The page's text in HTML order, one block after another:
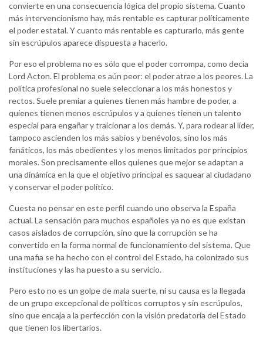
convierte en una consecuencia lógica del propio sistema. Cuanto
más intervencionismo hay, más rentable es capturar políticamente
el poder estatal. Y cuanto más rentable es capturarlo, más gente
sin escrúpulos aparece dispuesta a hacerlo.
Por eso el problema no es sólo que el poder corrompa, como decía
Lord Acton. El problema es aún peor: el poder atrae a los peores. La
política profesional no suele seleccionar a los más honestos y
rectos. Suele premiar a quienes tienen más hambre de poder, a
quienes tienen menos escrúpulos y a quienes tienen un talento
especial para engañar y traicionar a los demás. Y, para rodear al líder,
tampoco ascienden los más sabios y benévolos, sino los más
fanáticos, los más obedientes y los menos limitados por principios
morales. Son precisamente ellos quienes que mejor se adaptan a
una dinámica en la que el objetivo principal es saquear al ciudadano
y conservar el poder político.
Cuesta no pensar en este perfil cuando uno observa la España
actual. La sensación para muchos españoles ya no es que existan
casos aislados de corrupción, sino que la corrupción se ha
convertido en la forma normal de funcionamiento del sistema. Que
una mafia se ha hecho con el control del Estado, ha colonizado sus
instituciones y las ha puesto a su servicio.
Pero esto no es un golpe de mala suerte, ni su causa es la llegada
de un grupo excepcional de políticos corruptos y sin escrúpulos,
sino que encaja a la perfección con la visión predatoria del Estado
que tienen los libertarios.